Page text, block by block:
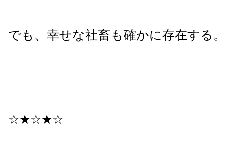
でも、幸せな社畜も確かに存在する
☆★☆★☆